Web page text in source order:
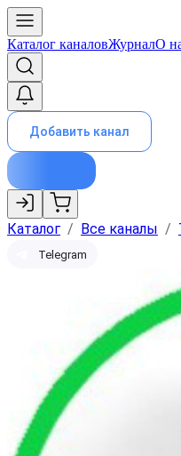
Каталог каналовЖурналО
Добавить канал
Каталог / Все каналы /
Telegram